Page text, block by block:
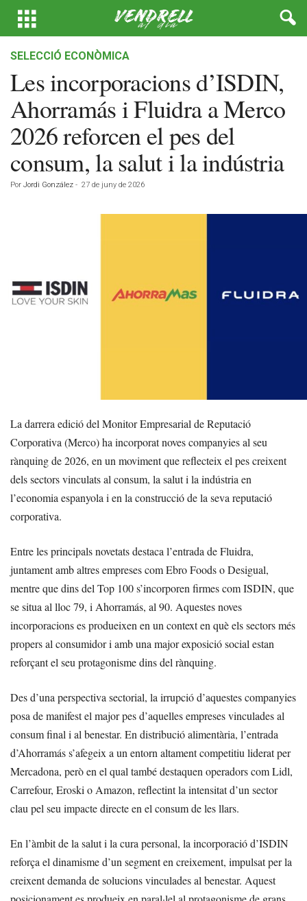
SELECCIÓ ECONÒMICA
Les incorporacions d’ISDIN,
Ahorramás i Fluidra a Merco
2026 reforcen el pes del
consum, la salut i la indústria
Por Jordi González - 27 de juny de 2026
La darrera edició del Monitor Empresarial de Reputació
Corporativa (Merco) ha incorporat noves companyies al seu
rànquing de 2026, en un moviment que reflecteix el pes creixent
dels sectors vinculats al consum, la salut i la indústria en
l’economia espanyola i en la construcció de la seva reputació
corporativa.
Entre les principals novetats destaca l’entrada de Fluidra,
juntament amb altres empreses com Ebro Foods o Desigual,
mentre que dins del Top 100 s’incorporen firmes com ISDIN, que
se situa al lloc 79, i Ahorramás, al 90. Aquestes noves
incorporacions es produeixen en un context en què els sectors més
propers al consumidor i amb una major exposició social estan
reforçant el seu protagonisme dins del rànquing.
Des d’una perspectiva sectorial, la irrupció d’aquestes companyies
posa de manifest el major pes d’aquelles empreses vinculades al
consum final i al benestar. En distribució alimentària, l’entrada
d’Ahorramás s’afegeix a un entorn altament competitiu liderat per
Mercadona, però en el qual també destaquen operadors com Lidl,
Carrefour, Eroski o Amazon, reflectint la intensitat d’un sector
clau pel seu impacte directe en el consum de les llars.
En l’àmbit de la salut i la cura personal, la incorporació d’ISDIN
reforça el dinamisme d’un segment en creixement, impulsat per la
creixent demanda de solucions vinculades al benestar. Aquest